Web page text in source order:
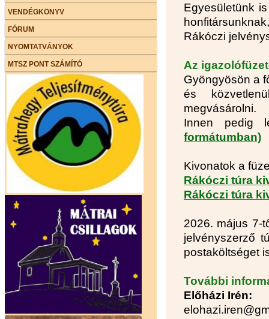
VENDÉGKÖNYV
FÓRUM
NYOMTATVÁNYOK
MTSZ PONT SZÁMÍTÓ
Egyesületünk
Rákóczi
Az
Gyöngyösön a
és
megvásárolni.
Innen pedig
formátumban)
Kivonatok a
Rákóczi túra
Rákóczi túra
2026. május 7-
jelvényszerző
postaköltséget
További
Előházi Irén: